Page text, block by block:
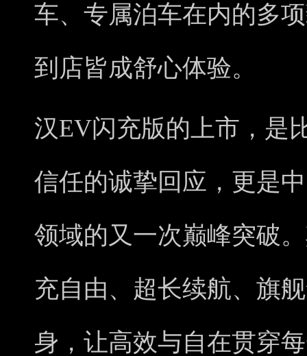
车、专属泊车在内的多
到店皆成舒心体验。
汉EV闪充版的上市，是
信任的诚挚回应，更是
领域的又一次巅峰突破
充自由、超长续航、旗
身，让高效与自在贯穿